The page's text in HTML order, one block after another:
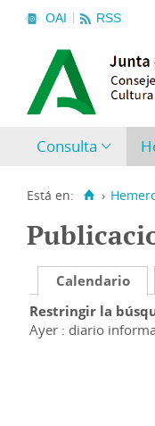
OAI RSS
Consulta
Está en: ›
Calendario
Restringir la
Ayer : diario